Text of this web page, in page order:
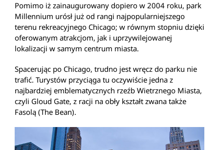
Pomimo iż zainaugurowany dopiero w 2004 roku, park
Millennium urósł już od rangi najpopularniejszego
terenu rekreacyjnego Chicago; w równym stopniu dzięki
oferowanym atrakcjom, jak i uprzywilejowanej
lokalizacji w samym centrum miasta.
Spacerując po Chicago, trudno jest wręcz do parku nie
trafić. Turystów przyciąga tu oczywiście jedna z
najbardziej emblematycznych rzeźb Wietrznego Miasta,
czyli Gloud Gate, z racji na obły kształt zwana także
Fasolą (The Bean).